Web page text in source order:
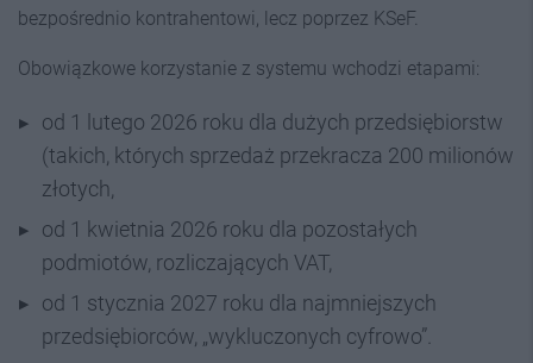
bezpośrednio kontrahentowi, lecz poprzez KSeF.
Obowiązkowe korzystanie z systemu wchodzi etapami:
od 1 lutego 2026 roku dla dużych przedsiębiorstw
(takich, których sprzedaż przekracza 200 milionów
złotych,
od 1 kwietnia 2026 roku dla pozostałych
podmiotów, rozliczających VAT,
od 1 stycznia 2027 roku dla najmniejszych
przedsiębiorców, „wykluczonych cyfrowo”.